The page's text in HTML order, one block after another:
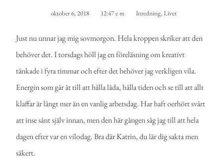
oktober 6, 2018 12:47 e m Inredning,Livet
Just nu unnar jag mig sovmorgon. Hela kroppen skriker att den
behöver det. I torsdags höll jag en föreläsning om kreativt
tänkade i fyra timmar och efter det behöver jag verkligen vila.
Energin som går åt till att hålla låda, hålla tiden och se till att allt
klaffar är långt mer än en vanlig arbetsdag. Har haft oerhört svårt
att inse sånt själv innan, men den här gången såg jag till att hela
dagen efter var en vilodag. Bra där Katrin, du lär dig sakta men
säkert.